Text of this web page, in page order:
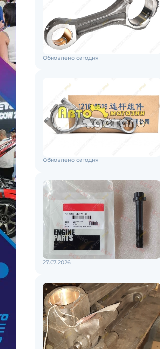
Обновлено сегодня
Обновлено сегодня
27.07.2026